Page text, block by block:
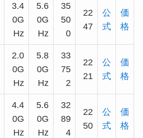
3.4
0G
Hz
5.6
0G
Hz
35
50
0
22
47
公
式
価
格
2.0
0G
Hz
5.8
0G
Hz
33
75
2
22
21
公
式
価
格
4.4
0G
Hz
5.6
0G
Hz
32
89
4
22
50
公
式
価
格